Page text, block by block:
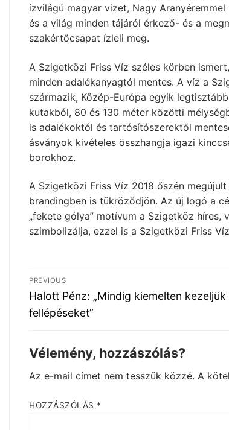
ízvilágú magyar vizet, Nagy
és a világ minden tájáról érkező- és a
szakértőcsapat ízleli meg.
A Szigetközi Friss Víz széles körben
minden adalékanyagtól mentes. A víz a
származik, Közép-Európa egyik
kutakból, 80 és 130 méter közötti
is adalékoktól és tartósítószerektől
ásványok kivételes összhangja igazi
borokhoz.
A Szigetközi Friss Víz 2018 őszén
brandingben is tükröződjön. Az új logó a
„fekete gólya” motívum a Szigetköz
szimbolizálja, ezzel is a Szigetközi Friss
Bejegyzés
navigáció
PREVIOUS
Previous
post:
Halott Pénz: „Mindig kiemelten kezeljük
fellépéseket”
Vélemény, hozzászólás?
Az e-mail címet nem tesszük közzé. A
HOZZÁSZÓLÁS *